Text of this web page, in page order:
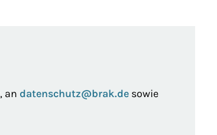
, an datenschutz@brak.de sowie